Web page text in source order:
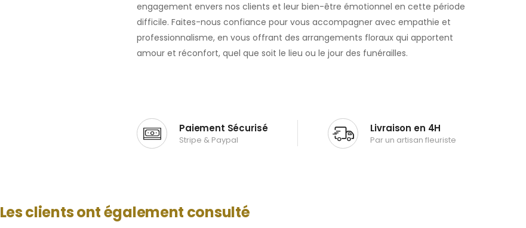
engagement envers nos clients et leur bien-être émotionnel en cette période
difficile. Faites-nous confiance pour vous accompagner avec empathie et
professionnalisme, en vous offrant des arrangements floraux qui apportent
amour et réconfort, quel que soit le lieu ou le jour des funérailles.
Paiement Sécurisé
Stripe & Paypal
Livraison en 4H
Par un artisan fleuriste
Les clients ont également consulté